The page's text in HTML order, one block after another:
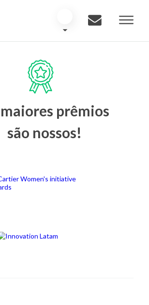
prêmios
são nossos!